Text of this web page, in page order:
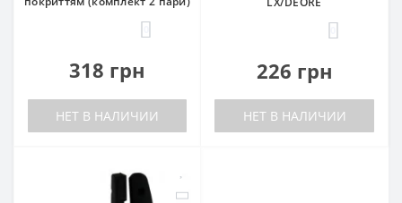
318 грн
НЕТ В НАЛИЧИИ
226 грн
НЕТ В НАЛИЧИИ